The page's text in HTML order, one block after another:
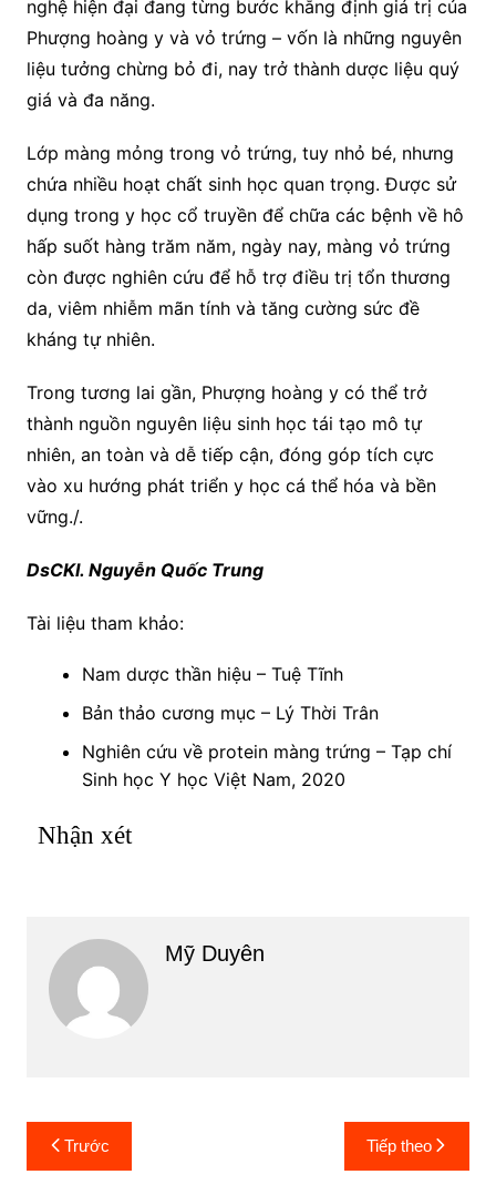
nghệ hiện đại đang từng bước khẳng định giá trị của
Phượng hoàng y và vỏ trứng – vốn là những nguyên
liệu tưởng chừng bỏ đi, nay trở thành dược liệu quý
giá và đa năng.
Lớp màng mỏng trong vỏ trứng, tuy nhỏ bé, nhưng
chứa nhiều hoạt chất sinh học quan trọng. Được sử
dụng trong y học cổ truyền để chữa các bệnh về hô
hấp suốt hàng trăm năm, ngày nay, màng vỏ trứng
còn được nghiên cứu để hỗ trợ điều trị tổn thương
da, viêm nhiễm mãn tính và tăng cường sức đề
kháng tự nhiên.
Trong tương lai gần, Phượng hoàng y có thể trở
thành nguồn nguyên liệu sinh học tái tạo mô tự
nhiên, an toàn và dễ tiếp cận, đóng góp tích cực
vào xu hướng phát triển y học cá thể hóa và bền
vững./.
DsCKI. Nguyễn Quốc Trung
Tài liệu tham khảo:
Nam dược thần hiệu – Tuệ Tĩnh
Bản thảo cương mục – Lý Thời Trân
Nghiên cứu về protein màng trứng – Tạp chí
Sinh học Y học Việt Nam, 2020
Nhận xét
Mỹ Duyên
Điều
hướng
Trước Tiếp theo